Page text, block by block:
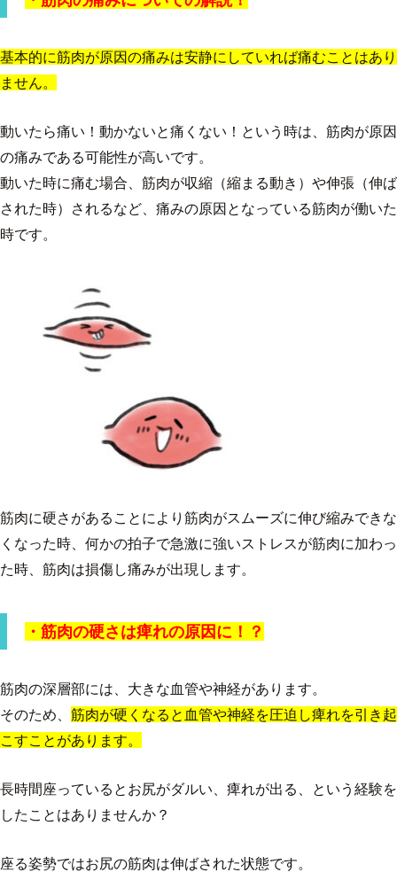
基本的に筋肉が原因の痛みは安静にしていれば痛むことはあり
ません。
動いたら痛い！動かないと痛くない！という時は、筋肉が原因
の痛みである可能性が高いです。
動いた時に痛む場合、筋肉が収縮（縮まる動き）や伸張（伸ば
された時）されるなど、痛みの原因となっている筋肉が働いた
時です。
筋肉に硬さがあることにより筋肉がスムーズに伸び縮みできな
くなった時、何かの拍子で急激に強いストレスが筋肉に加わっ
た時、筋肉は損傷し痛みが出現します。
・筋肉の硬さは痺れの原因に！？
筋肉の深層部には、大きな血管や神経があります。
そのため、 筋肉が硬くなると血管や神経を圧迫し痺れを引き起
こすことがあります。
長時間座っているとお尻がダルい、痺れが出る、という経験を
したことはありませんか？
座る姿勢ではお尻の筋肉は伸ばされた状態です。